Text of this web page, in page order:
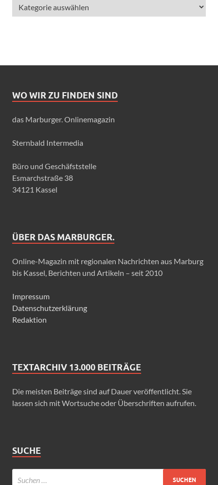
WO WIR ZU FINDEN SIND
das Marburger. Onlinemagazin
Sternbald Intermedia
Büro und Geschäfststelle
Esmarchstraße 38
34121 Kassel
ÜBER DAS MARBURGER.
Online-Magazin mit regionalen Nachrichten aus Marburg
bis Kassel, Berichten und Artikeln – seit 2010
Impressum
Datenschutzerklärung
Redaktion
TEXTARCHIV 13.000 BEITRÄGE
Die meisten Beiträge sind auf Dauer veröffentlicht. Sie
lassen sich mit Wortsuche oder Überschriften aufrufen.
SUCHE